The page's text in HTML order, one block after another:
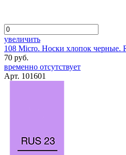
увеличить
108 Micro. Носки хлопок черные.
70 руб.
временно отсутствует
Арт. 101601